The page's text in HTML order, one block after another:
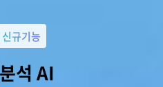
규기능
석 AI